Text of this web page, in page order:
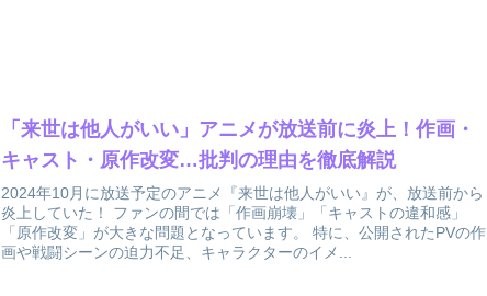
「来世は他人がいい」アニメが放送前に炎上！作画・
キャスト・原作改変…批判の理由を徹底解説
2024年10月に放送予定のアニメ『来世は他人がいい』が、放送前から
炎上していた！ ファンの間では「作画崩壊」「キャストの違和感」
「原作改変」が大きな問題となっています。 特に、公開されたPVの作
画や戦闘シーンの迫力不足、キャラクターのイメ...